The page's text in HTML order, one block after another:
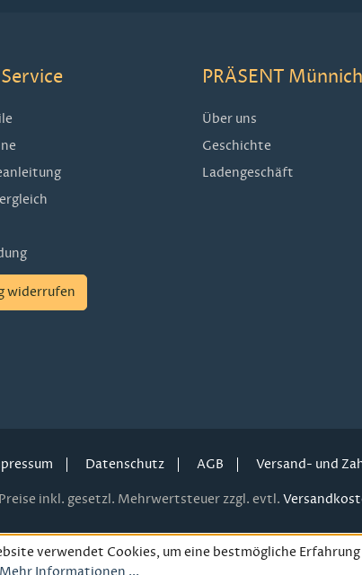
widerrufen
PRÄSENT Münnich
Über uns
Geschichte
Ladengeschäft
Datenschutz AGB Versand- und
inkl. gesetzl. Mehrwertsteuer zzgl. evtl.
verwendet Cookies, um eine bestmögliche
Mehr Informationen ...